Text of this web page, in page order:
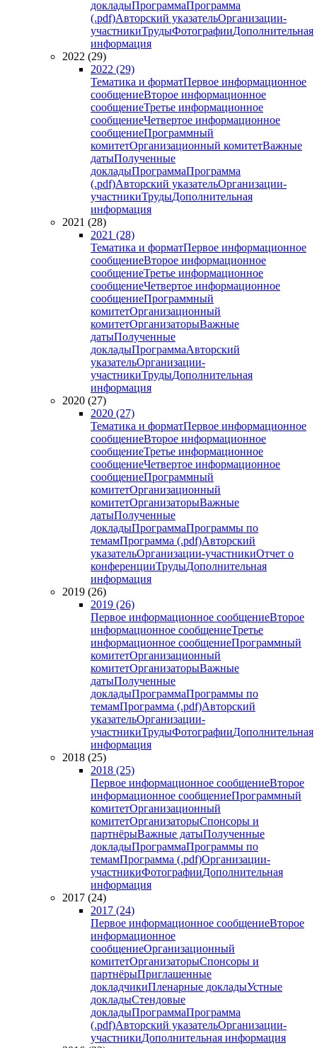
докладыПрограммаПрограмма
(.pdf)Авторский указательОрганизации-
участникиТрудыФотографииДополнительная
информация
2022 (29)
2022 (29)
Тематика и форматПервое информационное
сообщениеВторое информационное
сообщениеТретье информационное
сообщениеЧетвертое информационное
сообщениеПрограммный
комитетОрганизационный комитетВажные
датыПолученные
докладыПрограммаПрограмма
(.pdf)Авторский указательОрганизации-
участникиТрудыДополнительная
информация
2021 (28)
2021 (28)
Тематика и форматПервое информационное
сообщениеВторое информационное
сообщениеТретье информационное
сообщениеЧетвертое информационное
сообщениеПрограммный
комитетОрганизационный
комитетОрганизаторыВажные
датыПолученные
докладыПрограммаАвторский
указательОрганизации-
участникиТрудыДополнительная
информация
2020 (27)
2020 (27)
Тематика и форматПервое информационное
сообщениеВторое информационное
сообщениеТретье информационное
сообщениеЧетвертое информационное
сообщениеПрограммный
комитетОрганизационный
комитетОрганизаторыВажные
датыПолученные
докладыПрограммаПрограммы по
темамПрограмма (.pdf)Авторский
указательОрганизации-участникиОтчет о
конференцииТрудыДополнительная
информация
2019 (26)
2019 (26)
Первое информационное сообщениеВторое
информационное сообщениеТретье
информационное сообщениеПрограммный
комитетОрганизационный
комитетОрганизаторыВажные
датыПолученные
докладыПрограммаПрограммы по
темамПрограмма (.pdf)Авторский
указательОрганизации-
участникиТрудыФотографииДополнительная
информация
2018 (25)
2018 (25)
Первое информационное сообщениеВторое
информационное сообщениеПрограммный
комитетОрганизационный
комитетОрганизаторыСпонсоры и
партнёрыВажные датыПолученные
докладыПрограммаПрограммы по
темамПрограмма (.pdf)Организации-
участникиФотографииДополнительная
информация
2017 (24)
2017 (24)
Первое информационное сообщениеВторое
информационное
сообщениеОрганизационный
комитетОрганизаторыСпонсоры и
партнёрыПриглашенные
докладчикиПленарные докладыУстные
докладыСтендовые
докладыПрограммаПрограмма
(.pdf)Авторский указательОрганизации-
участникиДополнительная информация